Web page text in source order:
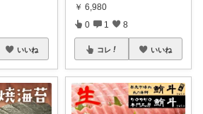
いいね
￥ 6,980
0 1 8
コレ いいね